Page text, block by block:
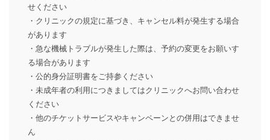
せください
・クリニックの規定に基づき、キャンセル料が発生する場合
があります
・急な機械トラブルが発生した際は、予約の変更をお願いす
る場合があります
・公的身分証明書をご持参ください
・未成年者の利用につきましてはクリニックへお問い合わせ
ください
・他のチケットサービスやキャンペーンとの併用はできませ
ん